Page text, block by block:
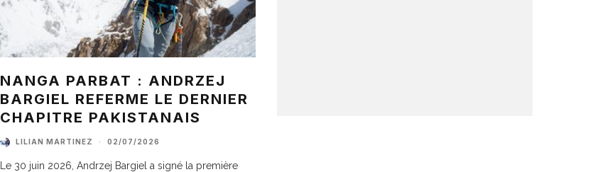
NANGA PARBAT : ANDRZEJ
BARGIEL REFERME LE DERNIER
CHAPITRE PAKISTANAIS
LILIAN MARTINEZ · 02/07/2026
Le 30 juin 2026, Andrzej Bargiel a signé la première